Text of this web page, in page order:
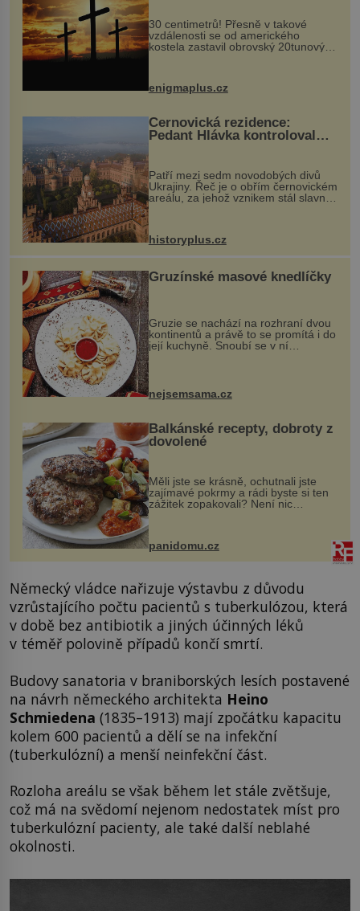
30 centimetrů! Přesně v takové
vzdálenosti se od amerického
kostela zastavil obrovský 20tunový
...
enigmaplus.cz
Černovická rezidence:
Pedant Hlávka kontroloval
Patří mezi sedm novodobých divů
Ukrajiny. Řeč je o obřím černovickém
areálu, za jehož vznikem stál slavný
český architekt Josef Hlávka. Ten si
na něm dal mimořádně záležet. Jeho
stavební plány by při ...
historyplus.cz
Gruzínské masové knedlíčky
Gruzie se nachází na rozhraní dvou
kontinentů a právě to se promítá i do
její kuchyně. Snoubí se v ní
evropské a asijské chutě a díky tomu
vznikají rozmanité a chuťově bohaté
pokrmy, které rozhodně st...
nejsemsama.cz
Balkánské recepty, dobroty z
dovolené
Měli jste se krásně, ochutnali jste
zajímavé pokrmy a rádi byste si ten
zážitek zopakovali? Není nic
snazšího. Pljeskavica (10 porcí)
Možná jste ji ochutnali na dovolené v
panidomu.cz
Německý vládce nařizuje výstavbu z důvodu
vzrůstajícího počtu pacientů s tuberkulózou, která
v době bez antibiotik a jiných účinných léků
v téměř polovině případů končí smrtí.
Budovy sanatoria v braniborských lesích postavené
na návrh německého architekta Heino
Schmiedena (1835–1913) mají zpočátku kapacitu
kolem 600 pacientů a dělí se na infekční
(tuberkulózní) a menší neinfekční část.
Rozloha areálu se však během let stále zvětšuje,
což má na svědomí nejenom nedostatek míst pro
tuberkulózní pacienty, ale také další neblahé
okolnosti.